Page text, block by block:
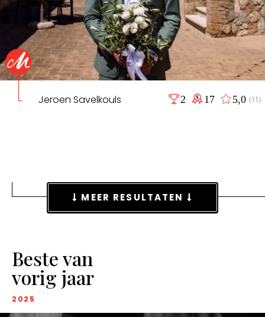
Jeroen Savelkouls 2 17 5,0(11)
MEER RESULTATEN
Beste van
vorig jaar
2025